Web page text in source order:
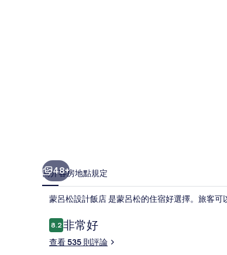
48+
簡介客房地點規定
蒙呂松設計飯店 是蒙呂松的住宿好選擇。旅客可
評
論
8.28.2 分，滿分 10 分，
非常好
查看 535 則評論